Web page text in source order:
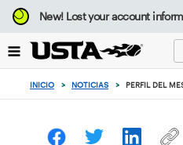
Enfoque
desde
botón
volver
principio
New!Lost your account
INICIO > NOTICIAS > PERFIL DEL